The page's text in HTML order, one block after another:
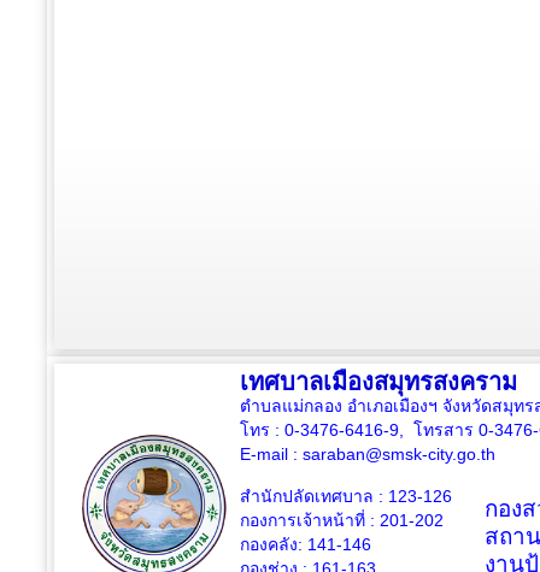
เทศบาลเมืองสมุทรสงคราม
ตำบลแม่กลอง อำเภอเมืองฯ จังหวัดสมุท
โทร : 0-3476-6416-9, โทรสาร 0-
E-mail : saraban@smsk-city.go.th
สำนักปลัดเทศบาล : 123-126
กองการเจ้าหน้าที่ : 201-202
กองคลัง: 141-146
กอง
สถา
งาน